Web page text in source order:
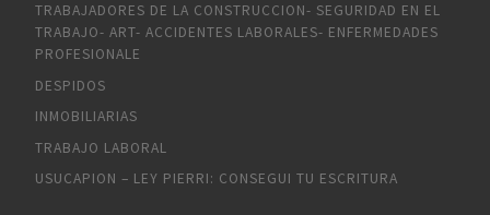
TRABAJADORES DE LA CONSTRUCCION- SEGURIDAD EN EL
TRABAJO- ART- ACCIDENTES LABORALES- ENFERMEDADES
PROFESIONALE
DESPIDOS
INMOBILIARIAS
TRABAJO LABORAL
USUCAPION – LEY PIERRI: CONSEGUI TU ESCRITURA